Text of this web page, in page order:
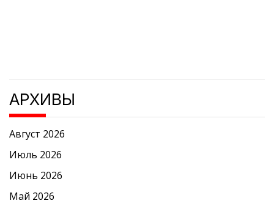
АРХИВЫ
Август 2026
Июль 2026
Июнь 2026
Май 2026